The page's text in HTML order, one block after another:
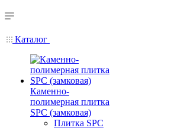
Каталог
Каменно-
полимерная плитка
SPC (замковая)
Плитка SPC